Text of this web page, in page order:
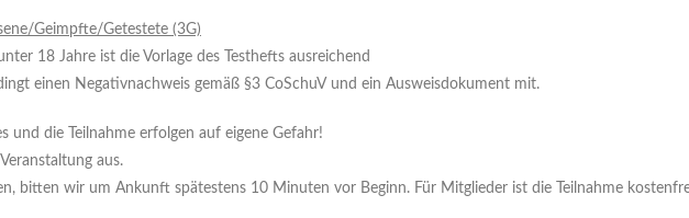
Geimpfte/Getestete (3G)
18 Jahre ist die Vorlage des Testhefts ausreichend
einen Negativnachweis gemäß §3 CoSchuV und ein Ausweisdokument mit.
und die Teilnahme erfolgen auf eigene Gefahr!
aus.
bitten wir um Ankunft spätestens 10 Minuten vor Beginn. Für Mitglieder ist die Teilnahme